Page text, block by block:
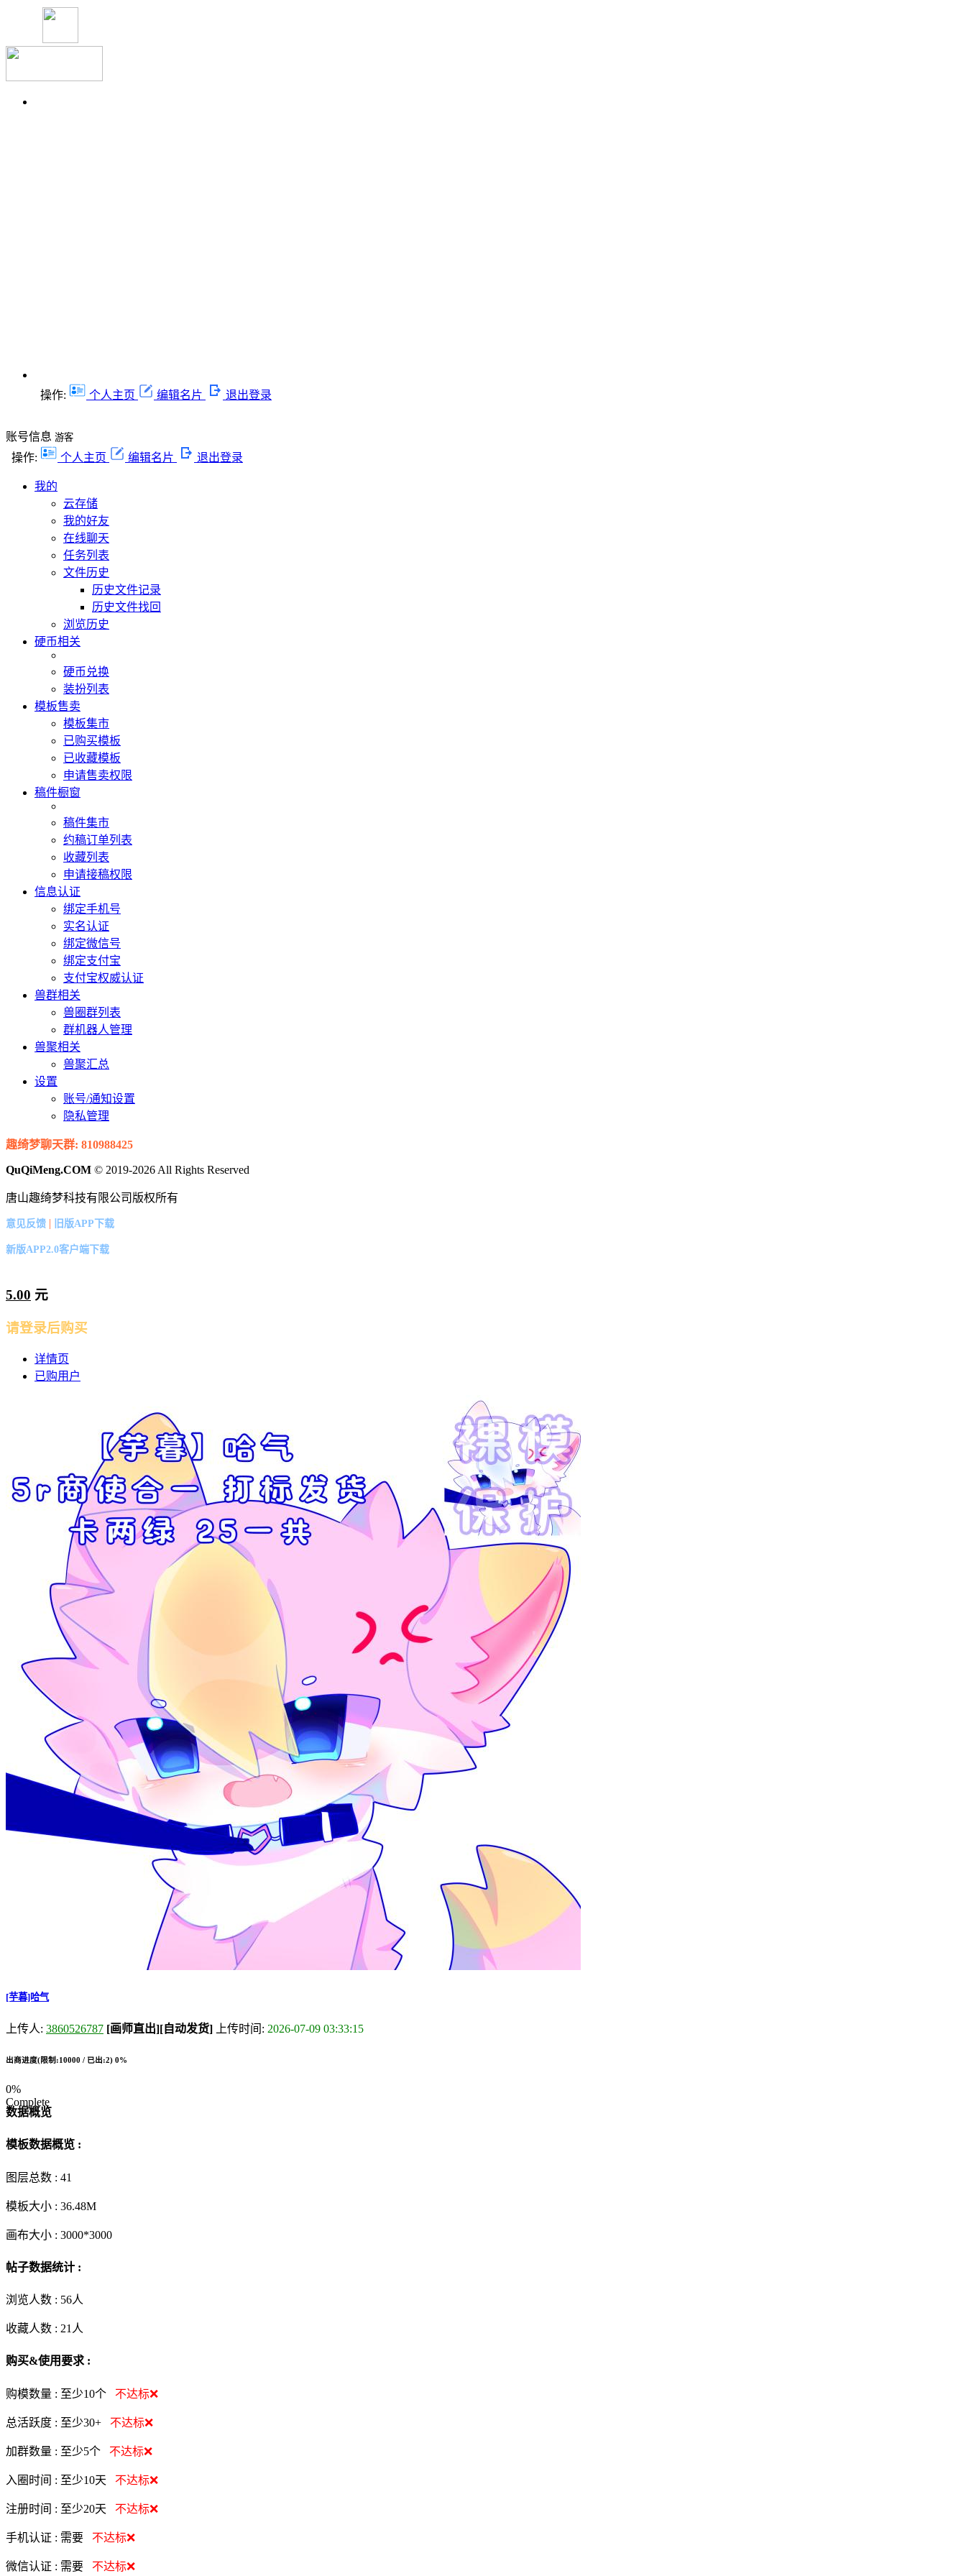
操作: 个人主页 编辑名片 退出登录
账号信息 游客
操作: 个人主页 编辑名片 退出登录
我的
云存储
我的好友
在线聊天
任务列表
文件历史
历史文件记录
历史文件找回
浏览历史
硬币相关
硬币兑换
装扮列表
模板售卖
模板集市
已购买模板
已收藏模板
申请售卖权限
稿件橱窗
稿件集市
约稿订单列表
收藏列表
申请接稿权限
信息认证
绑定手机号
实名认证
绑定微信号
绑定支付宝
支付宝权威认证
兽群相关
兽圈群列表
群机器人管理
兽聚相关
兽聚汇总
设置
账号/通知设置
隐私管理
趣绮梦聊天群: 810988425
QuQiMeng.COM © 2019-2026 All Rights Reserved
唐山趣绮梦科技有限公司版权所有
意见反馈 | 旧版APP下载
新版APP2.0客户端下载
5.00 元
请登录后购买
详情页
已购用户
[芋暮]哈气
上传人: 3860526787 [画师直出][自动发货] 上传时间: 2026-07-09 03:33:15
出商进度(限制:10000 / 已出:2) 0%
0%
Complete
数据概览
模板数据概览 :
图层总数 : 41
模板大小 : 36.48M
画布大小 : 3000*3000
帖子数据统计 :
浏览人数 : 56人
收藏人数 : 21 人
购买&使用要求 :
购模数量 : 至少10个 不达标❌
总活跃度 : 至少30+ 不达标❌
加群数量 : 至少5个 不达标❌
入圈时间 : 至少10天 不达标❌
注册时间 : 至少20天 不达标❌
手机认证 : 需要 不达标❌
微信认证 : 需要 不达标❌